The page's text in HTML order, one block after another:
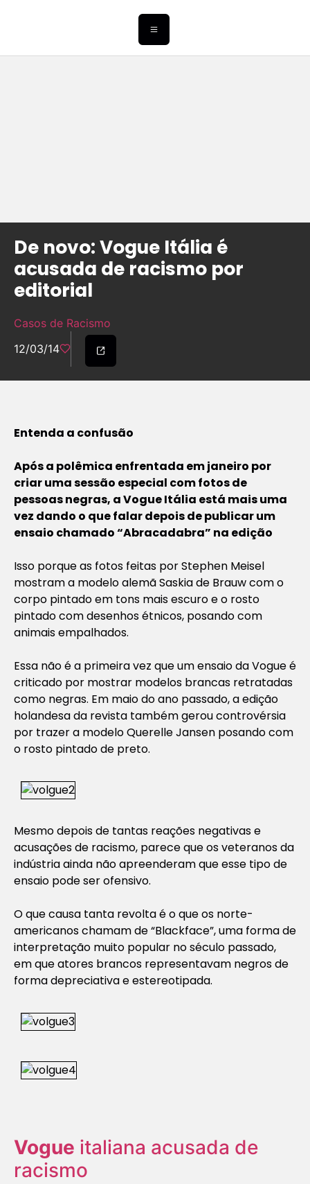
De novo: Vogue Itália é
acusada de racismo por
editorial
Casos de Racismo
12/03/14
Entenda a confusão
Após a polêmica enfrentada em janeiro por
criar uma sessão especial com fotos de
pessoas negras, a Vogue Itália está mais uma
vez dando o que falar depois de publicar um
ensaio chamado “Abracadabra” na edição
Isso porque as fotos feitas por Stephen Meisel
mostram a modelo alemã Saskia de Brauw com o
corpo pintado em tons mais escuro e o rosto
pintado com desenhos étnicos, posando com
animais empalhados.
Essa não é a primeira vez que um ensaio da Vogue é
criticado por mostrar modelos brancas retratadas
como negras. Em maio do ano passado, a edição
holandesa da revista também gerou controvérsia
por trazer a modelo Querelle Jansen posando com
o rosto pintado de preto.
Mesmo depois de tantas reações negativas e
acusações de racismo, parece que os veteranos da
indústria ainda não apreenderam que esse tipo de
ensaio pode ser ofensivo.
O que causa tanta revolta é o que os norte-
americanos chamam de “Blackface”, uma forma de
interpretação muito popular no século passado,
em que atores brancos representavam negros de
forma depreciativa e estereotipada.
Vogue italiana acusada de
racismo